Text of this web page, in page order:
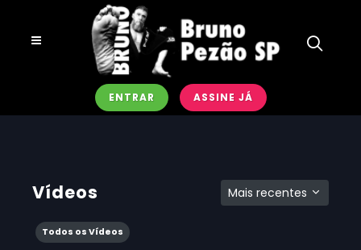
ENTRAR ASSINE JÁ
Vídeos Mais recentes
Todos os Vídeos